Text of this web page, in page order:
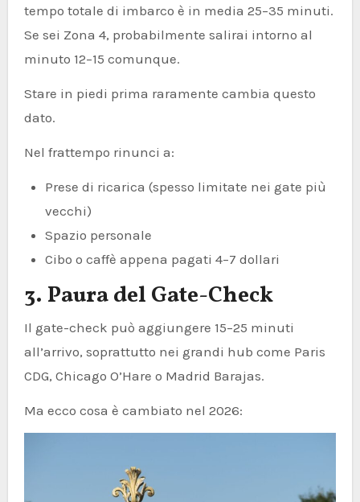
tempo totale di imbarco è in media 25–35 minuti.
Se sei Zona 4, probabilmente salirai intorno al
minuto 12–15 comunque.
Stare in piedi prima raramente cambia questo
dato.
Nel frattempo rinunci a:
Prese di ricarica (spesso limitate nei gate più
vecchi)
Spazio personale
Cibo o caffè appena pagati 4–7 dollari
3. Paura del Gate-Check
Il gate-check può aggiungere 15–25 minuti
all’arrivo, soprattutto nei grandi hub come Paris
CDG, Chicago O’Hare o Madrid Barajas.
Ma ecco cosa è cambiato nel 2026: